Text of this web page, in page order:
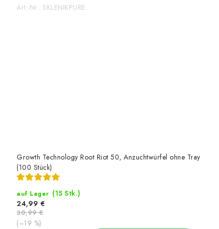
Art.-Nr.: SKLENIKPURE
Growth Technology Root Riot 50, Anzuchtwürfel ohne Tray
(100 Stück)
auf Lager (15 Stk.)
24,99 €
30,99 €
(–19 %)